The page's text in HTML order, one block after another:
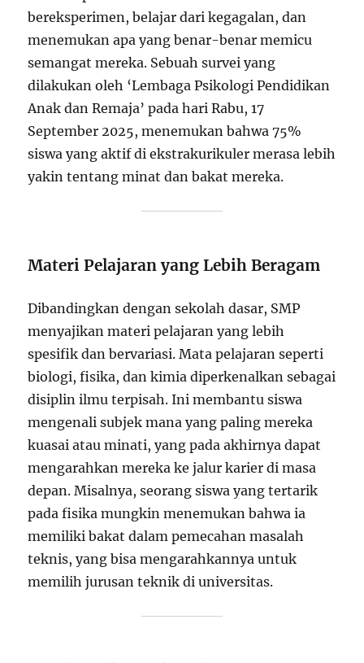
bereksperimen, belajar dari kegagalan, dan
menemukan apa yang benar-benar memicu
semangat mereka. Sebuah survei yang
dilakukan oleh ‘Lembaga Psikologi Pendidikan
Anak dan Remaja’ pada hari Rabu, 17
September 2025, menemukan bahwa 75%
siswa yang aktif di ekstrakurikuler merasa lebih
yakin tentang minat dan bakat mereka.
Materi Pelajaran yang Lebih Beragam
Dibandingkan dengan sekolah dasar, SMP
menyajikan materi pelajaran yang lebih
spesifik dan bervariasi. Mata pelajaran seperti
biologi, fisika, dan kimia diperkenalkan sebagai
disiplin ilmu terpisah. Ini membantu siswa
mengenali subjek mana yang paling mereka
kuasai atau minati, yang pada akhirnya dapat
mengarahkan mereka ke jalur karier di masa
depan. Misalnya, seorang siswa yang tertarik
pada fisika mungkin menemukan bahwa ia
memiliki bakat dalam pemecahan masalah
teknis, yang bisa mengarahkannya untuk
memilih jurusan teknik di universitas.